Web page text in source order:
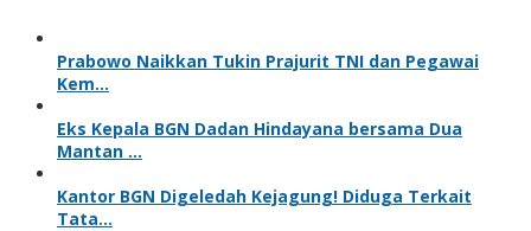
Prabowo Naikkan Tukin Prajurit TNI dan Pegawai
Kem…
Eks Kepala BGN Dadan Hindayana bersama Dua
Mantan …
Kantor BGN Digeledah Kejagung! Diduga Terkait
Tata…